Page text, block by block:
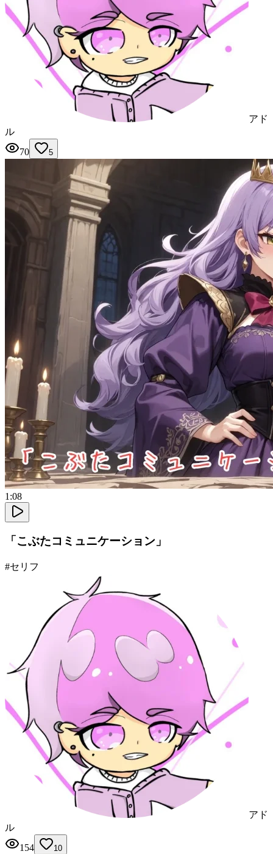
アド
ル
70
5
1:08
「こぶたコミュニケーション」
#セリフ
アド
ル
154
10